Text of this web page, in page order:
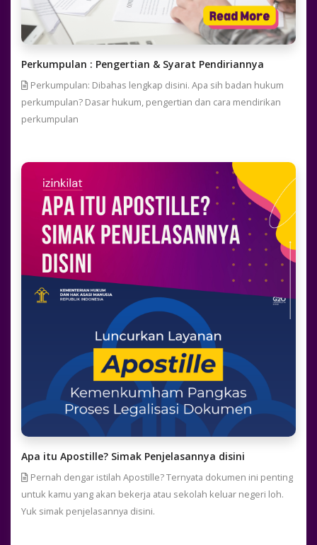
Perkumpulan : Pengertian & Syarat Pendiriannya
Perkumpulan: Dibahas lengkap disini. Apa sih badan hukum
perkumpulan? Dasar hukum, pengertian dan cara mendirikan
perkumpulan
Apa itu Apostille? Simak Penjelasannya disini
Pernah dengar istilah Apostille? Ternyata dokumen ini penting
untuk kamu yang akan bekerja atau sekolah keluar negeri loh.
Yuk simak penjelasannya disini.